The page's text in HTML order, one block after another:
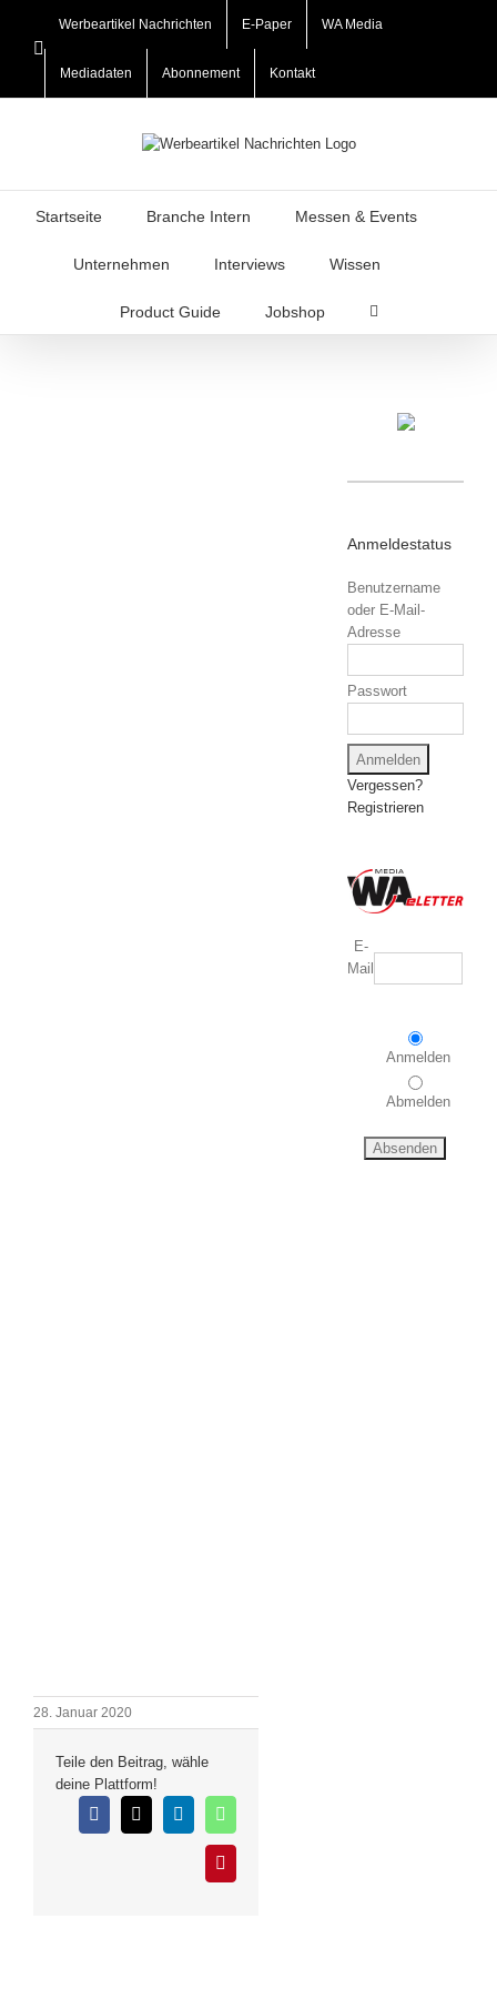
springenLinkedIn
Werbeartikel Nachrichten E-Paper WA Media
Mediadaten Abonnement Kontakt
Startseite Branche Intern Messen & Events
Unternehmen Interviews Wissen
Product Guide Jobshop
28. Januar 2020
Teile den Beitrag, wähle
deine Plattform!
Facebook
X LinkedInWhatsApp
Pinterest
Anmeldestatus
Benutzername
oder E-Mail-
Adresse
Passwort
Vergessen?
Registrieren
E-
Mail
Anmelden
Abmelden